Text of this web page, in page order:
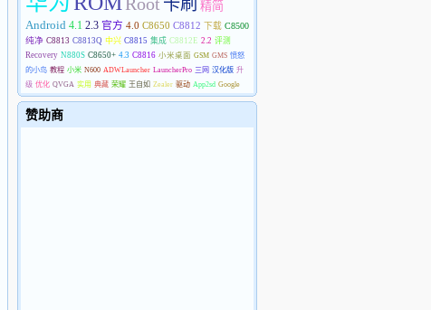
卡刷 精简
Android 4.1 2.3 官方 4.0 C8650 C8812 下载 C8500
纯净 C8813 C8813Q 中兴 C8815 集成 C8812E 2.2 评测
Recovery N880S C8650+ 4.3 C8816 小米桌面 GSM GMS 愤怒
的小鸟 教程 小米 N600 ADWLauncher LauncherPro 三网 汉化版 升
级 优化 QVGA 实用 典藏 荣耀 王自如 Zealer 驱动 App2sd Google
赞助商